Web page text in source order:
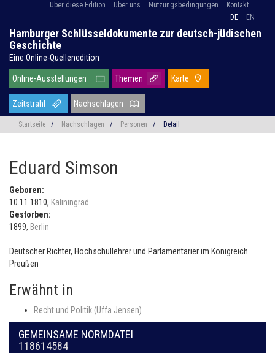
Über diese Edition Über uns Nutzungsbedingungen
Kontakt
DE
EN
Hamburger Schlüsseldokumente zur deutsch-jüdischen
Geschichte
Eine Online-Quellenedition
Online-Ausstellungen Themen Karte
Zeitstrahl Nachschlagen
Startseite / Nachschlagen / Personen / Detail
Eduard Simson
Geboren:
10.11.1810, Kaliningrad
Gestorben:
1899, Berlin
Deutscher Richter, Hochschullehrer und Parlamentarier im Königreich
Preußen
Erwähnt in
Recht und Politik (Uffa Jensen)
GEMEINSAME NORMDATEI
118614584